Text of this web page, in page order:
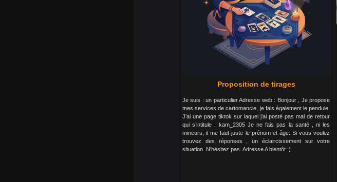
Proposition de tirages
Je suis : un particulier Adresse web : Bonjour , Je propose
mes services de cartomancie, je fais également le pendule.
J’ai une page tiktok sur laquel j’ai posté pas mal de retour
qui s’intitule : kam_2305 Je ne fais pas la santé , ni les
mineurs, il me faut juste le prénom et âge. Si vous voulez
trouvez des réponses , un éclaircissement sur votre
situation. N’hésitez pas. Adresse A bientôt :)